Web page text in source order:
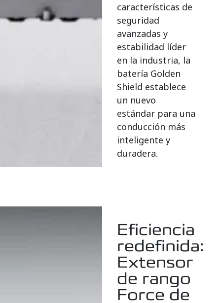
características de
seguridad
avanzadas y
estabilidad líder
en la industria, la
batería Golden
Shield establece
un nuevo
estándar para una
conducción más
inteligente y
duradera.
Eficiencia
redefinida:
Extensor
de rango
Force de